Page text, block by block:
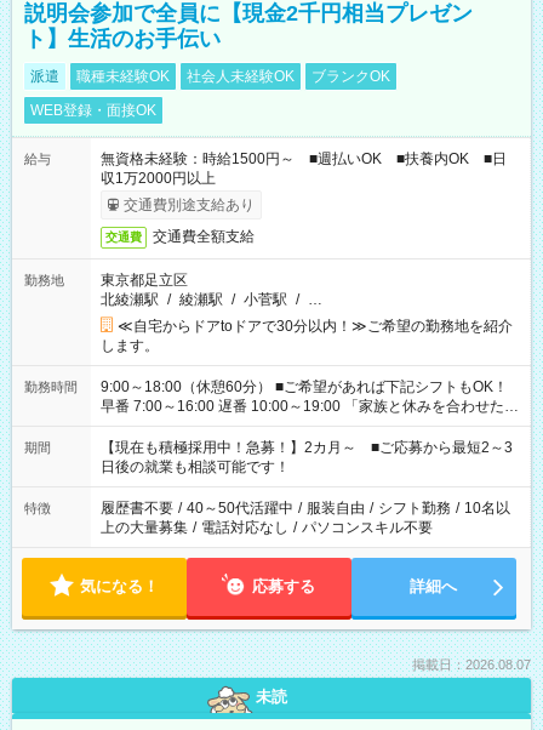
説明会参加で全員に【現金2千円相当プレゼン
ト】生活のお手伝い
派遣 職種未経験OK 社会人未経験OK
ブランクOK
WEB登録・面接OK
給与
無資格未経験：時給1500円～ ■週払いOK ■扶養内OK ■日
収1万2000円以上
交通費別途支給あり
交通費 交通費全額支給
勤務地
東京都足立区
北綾瀬駅 / 綾瀬駅 / 小菅駅 / …
≪自宅からドアtoドアで30分以内！≫ご希望の勤務地を紹介
します。
勤務時間
9:00～18:00（休憩60分） ■ご希望があれば下記シフトもOK！
早番 7:00～16:00 遅番 10:00～19:00 「家族と休みを合わせた
い」 「余裕を持って夕飯の準備がしたい」 「できれば残業はし
たくない」 など、ご希望を教えてくださいね。 ※Wワーク希望
の方へ 今ご覧のお仕事で希望する勤務時間と、もう1つのお仕事
の勤務時間。 合計で週40時間を超える場合は応募できません。
期間
【現在も積極採用中！急募！】2カ月～ ■ご応募から最短2～3
日後の就業も相談可能です！
特徴 履歴書不要 / 40～50代活躍中 / 服装自由 / シフト勤務 / 10名以
上の大量募集 / 電話対応なし / パソコンスキル不要
気になる！ 応募する 詳細へ
掲載日：2026.08.07
未読